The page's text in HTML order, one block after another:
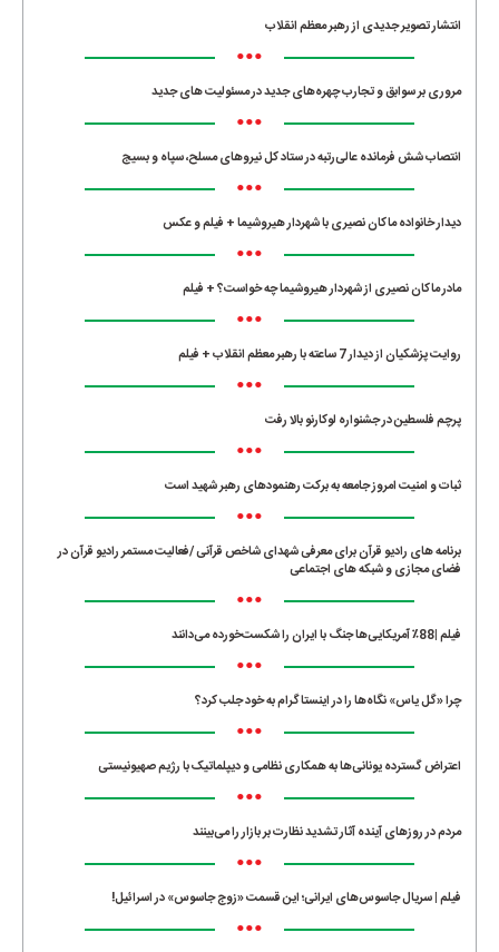
انتشار تصویر جدیدی از رهبر معظم انقلاب
•••
مروری بر سوابق و تجارب چهره‌های جدید در مسئولیت‌ های جدید
•••
انتصاب شش فرمانده عالی‌رتبه در ستاد کل نیروهای مسلح، سپاه و بسیج
•••
دیدار خانواده ماکان نصیری با شهردار هیروشیما + فیلم و عکس
•••
مادر ماکان نصیری از شهردار هیروشیما چه خواست؟ + فیلم
•••
روایت پزشکیان از دیدار 7 ساعته با رهبر معظم انقلاب + فیلم
•••
پرچم فلسطین در جشنواره لوکارنو بالا رفت
•••
ثبات و امنیت امروز جامعه به برکت رهنمودهای رهبر شهید است
•••
برنامه های رادیو قرآن برای معرفی شهدای شاخص قرآنی /فعالیت مستمر رادیو قرآن در
فضای مجازی و شبکه های اجتماعی
•••
فیلم |88٪ آمریکایی‌ها جنگ با ایران را شکست‌خورده می‌دانند
•••
چرا «گل یاس» نگاه‌ها را در اینستاگرام به خود جلب کرد؟
•••
اعتراض گسترده یونانی‌ها به همکاری نظامی و دیپلماتیک با رژیم صهیونیستی
•••
مردم در روزهای آینده آثار تشدید نظارت بر بازار را می‌بینند
•••
فیلم | سریال جاسوس‌های ایرانی؛ این قسمت «زوج جاسوس» در اسرائیل!
•••